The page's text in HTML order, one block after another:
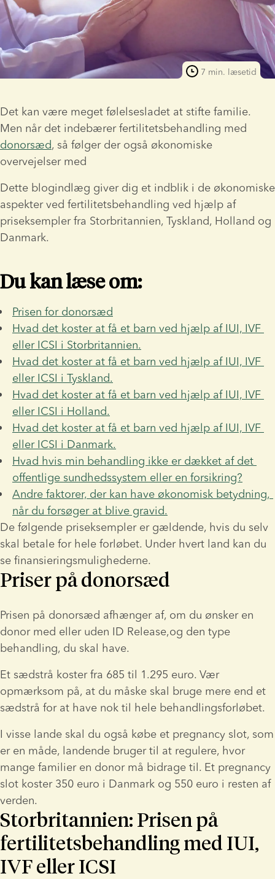
7 min. læsetid
Det kan være meget følelsesladet at stifte familie.
donorsæd, så følger der også økonomiske
overvejelser med
Dette blogindlæg giver dig et indblik i de økonomiske
aspekter ved fertilitetsbehandling ved hjælp af
priseksempler fra Storbritannien, Tyskland, Holland og
Danmark.
Du kan læse om:
Prisen for donorsæd
Hvad det koster at få et barn ved hjælp af IUI, IVF
eller ICSI i Storbritannien.
Hvad det koster at få et barn ved hjælp af IUI, IVF
eller ICSI i Tyskland.
Hvad det koster at få et barn ved hjælp af IUI, IVF
eller ICSI i Holland.
Hvad det koster at få et barn ved hjælp af IUI, IVF
eller ICSI i Danmark.
Hvad hvis min behandling ikke er dækket af det
offentlige sundhedssystem eller en forsikring?
Andre faktorer, der kan have økonomisk betydning,
når du forsøger at blive gravid.
De følgende priseksempler er gældende, hvis du selv
skal betale for hele forløbet. Under hvert land kan du
se finansieringsmulighederne.
Priser på donorsæd
Prisen på donorsæd afhænger af, om du ønsker en
donor med eller uden ID Release,og den type
behandling, du skal have.
Et sædstrå koster fra 685 til 1.295 euro. Vær
opmærksom på, at du måske skal bruge mere end et
sædstrå for at have nok til hele behandlingsforløbet.
I visse lande skal du også købe et pregnancy slot, som
er en måde, landende bruger til at regulere, hvor
mange familier en donor må bidrage til. Et pregnancy
slot koster 350 euro i Danmark og 550 euro i resten af
verden.
Storbritannien: Prisen på
fertilitetsbehandling med IUI,
IVF eller ICSI